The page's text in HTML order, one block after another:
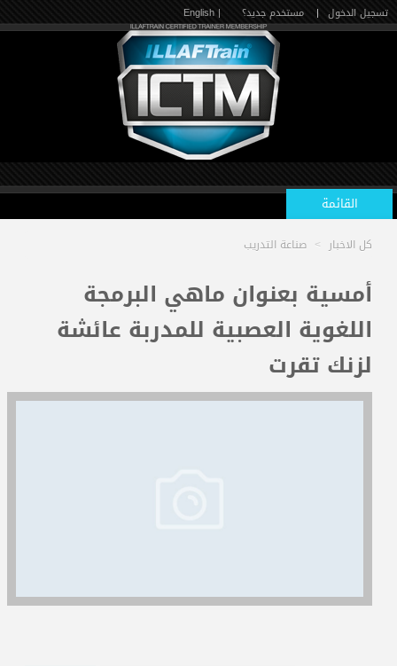
تسجيل الدخول | مستخدم جديد؟ | English
القائمة
الرئيسية
الدورات القادمة
المدربون
كل الاخبار > صناعة التدريب
أمسية بعنوان ماهي البرمجة
اللغوية العصبية للمدربة عائشة
لزنك تقرت